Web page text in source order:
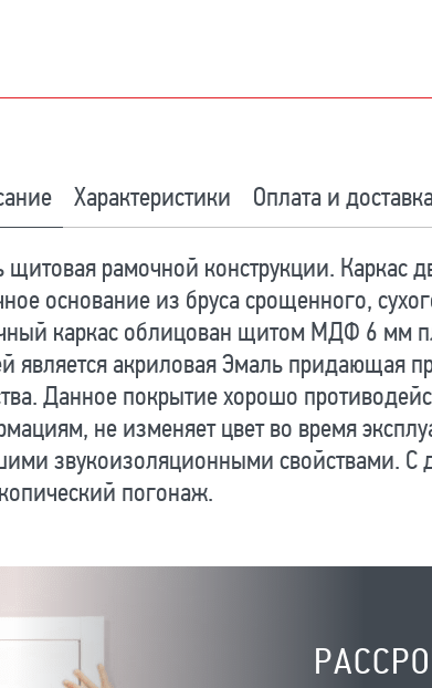
Характеристики Оплата и
щитовая рамочной конструкции. Каркас
основание из бруса срощенного,
каркас облицован щитом МДФ 6 мм
является акриловая Эмаль придающая
Данное покрытие хорошо
не изменяет цвет во время
звукоизоляционными свойствами. С
погонаж.